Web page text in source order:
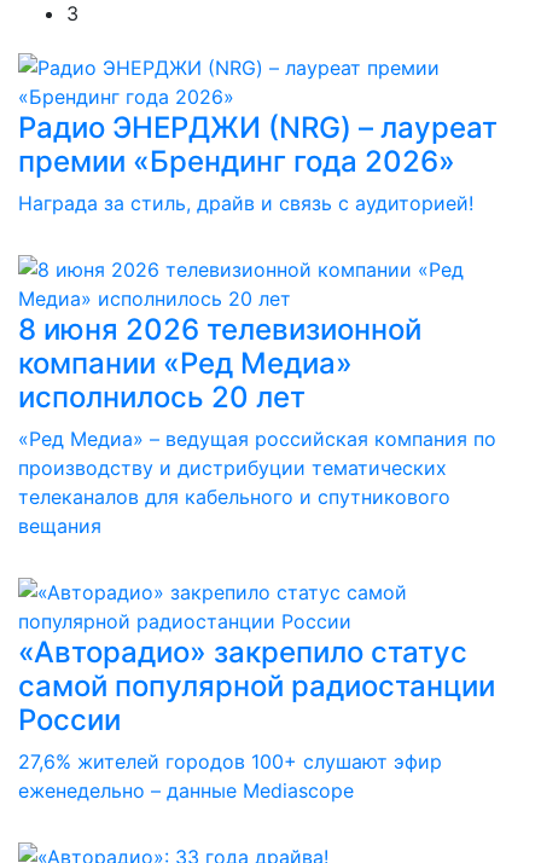
3
Радио ЭНЕРДЖИ (NRG) – лауреат
премии «Брендинг года 2026»
Награда за стиль, драйв и связь с аудиторией!
8 июня 2026 телевизионной
компании «Ред Медиа»
исполнилось 20 лет
«Ред Медиа» – ведущая российская компания по
производству и дистрибуции тематических
телеканалов для кабельного и спутникового
вещания
«Авторадио» закрепило статус
самой популярной радиостанции
России
27,6% жителей городов 100+ слушают эфир
еженедельно – данные Mediascope